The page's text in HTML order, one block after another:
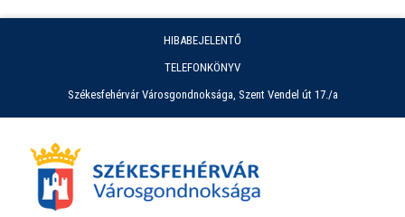
HIBABEJELENTŐ
TELEFONKÖNYV
Székesfehérvár Városgondnoksága, Szent Vendel út 17./a